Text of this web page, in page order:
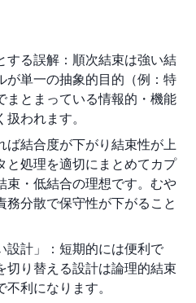
する誤解：順次結束は強い結
が単一の抽象的目的（例：特
まとまっている情報的・機能
われます。
ば結合度が下がり結束性が上
と処理を適切にまとめてカプ
束・低結合の理想です。むや
分散で保守性が下がること
設計」：短期的には便利で
切り替える設計は論理的結束
利になります。